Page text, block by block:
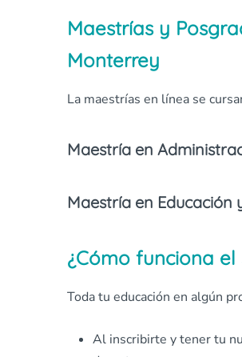
Maestrías y
Monterrey
La maestrías en línea se
Maestría en
Maestría en Educación
¿Cómo funciona
Toda tu educación en algún
Al inscribirte y tener tu